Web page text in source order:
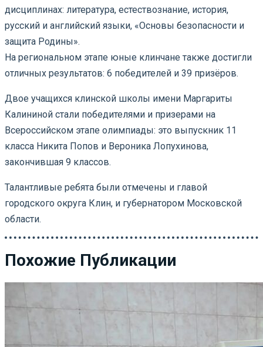
дисциплинах: литература, естествознание, история,
русский и английский языки, «Основы безопасности и
защита Родины».
На региональном этапе юные клинчане также достигли
отличных результатов: 6 победителей и 39 призёров.
Двое учащихся клинской школы имени Маргариты
Калининой стали победителями и призерами на
Всероссийском этапе олимпиады: это выпускник 11
класса Никита Попов и Вероника Лопухинова,
закончившая 9 классов.
Талантливые ребята были отмечены и главой
городского округа Клин, и губернатором Московской
области.
Похожие Публикации